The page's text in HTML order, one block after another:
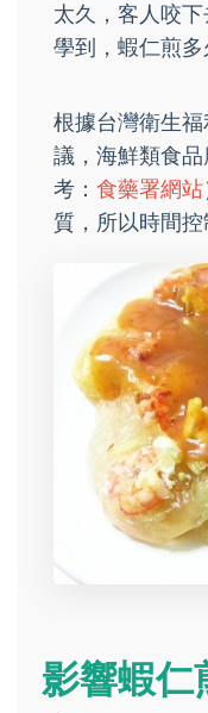
太久，客人咬
學到，蝦仁煎多
根據台灣衛生
議，海鮮類食
考： 食藥署網站
質，所以時間控
影響蝦仁